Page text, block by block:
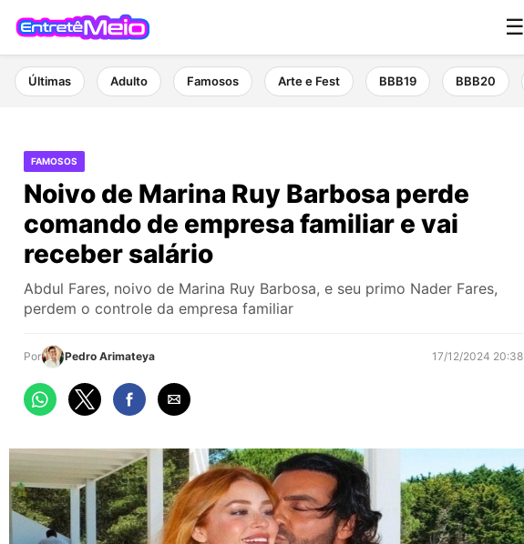
☰
Últimas Adulto Famosos Arte e Fest BBB19 BBB20
FAMOSOS
Noivo de Marina Ruy Barbosa perde
comando de empresa familiar e vai
receber salário
Abdul Fares, noivo de Marina Ruy Barbosa, e seu primo Nader Fares,
perdem o controle da empresa familiar
Por Pedro Arimateya 17/12/2024 20:38